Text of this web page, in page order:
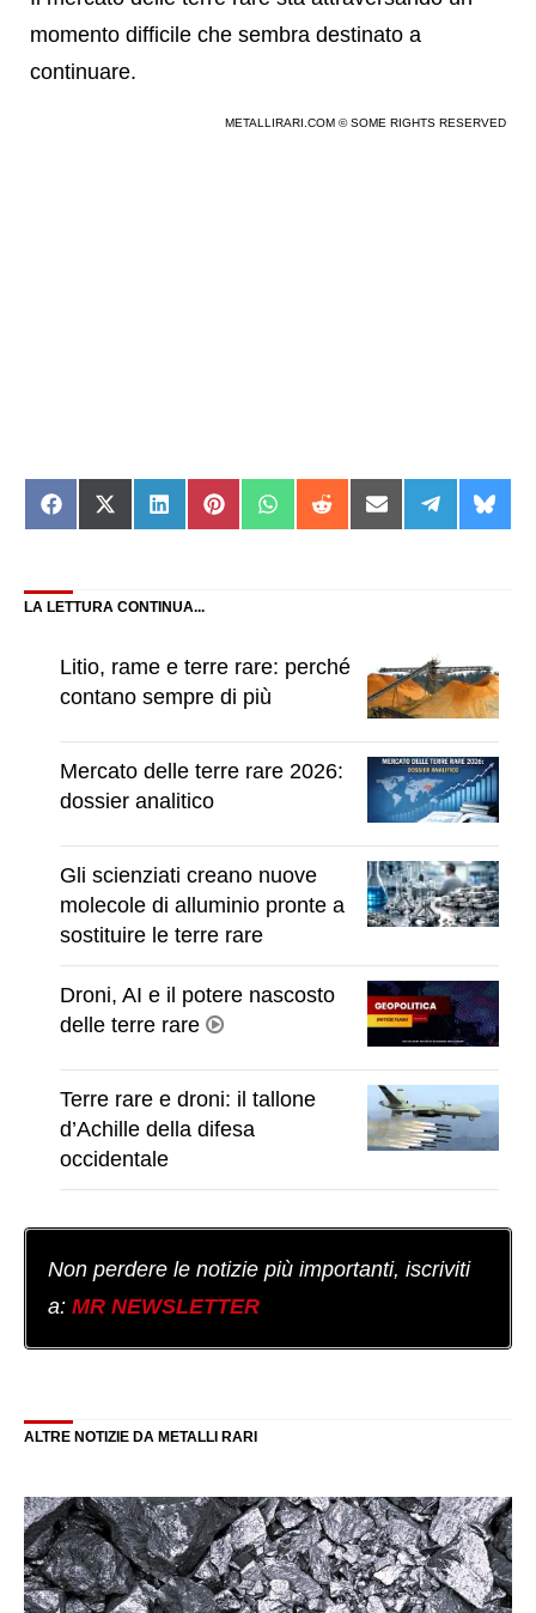
momento difficile che sembra destinato a
continuare.
METALLIRARI.COM © SOME RIGHTS RESERVED
Share
on
Share
on
Share
on
Share
on
Share
on
Share
on
Share
on
Share
on
on
LA LETTURA CONTINUA...
Litio, rame e terre rare: perché
contano sempre di più
Mercato delle terre rare 2026:
dossier analitico
Gli scienziati creano nuove
molecole di alluminio pronte a
sostituire le terre rare
Droni, AI e il potere nascosto
delle terre rare
Terre rare e droni: il tallone
d’Achille della difesa
occidentale
Non perdere le notizie più importanti, iscriviti
a: MR NEWSLETTER
ALTRE NOTIZIE DA METALLI RARI